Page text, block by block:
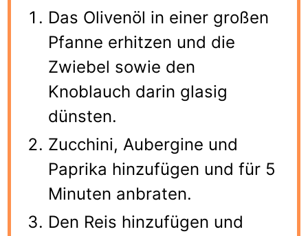
Das Olivenöl in einer großen
Pfanne erhitzen und die
Zwiebel sowie den
Knoblauch darin glasig
dünsten.
Zucchini, Aubergine und
Paprika hinzufügen und für 5
Minuten anbraten.
Den Reis hinzufügen und